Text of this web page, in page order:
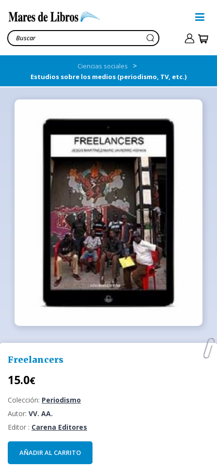
Ciencias sociales >
Estudios sobre los medios (periodismo, TV, etc.)
Freelancers
15.0€
Colección: Periodismo
Autor: VV. AA.
Editor : Carena Editores
AÑADIR AL CARRITO